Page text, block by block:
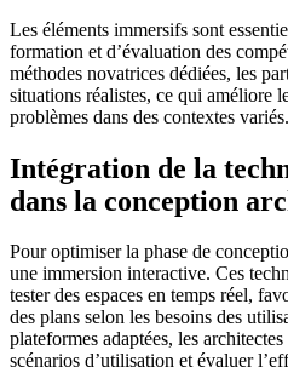
Les éléments immersifs sont
formation et d’évaluation des
méthodes novatrices dédiées, les
situations réalistes, ce qui améliore
problèmes dans des contextes variés.
Intégration de la
dans la conception
Pour optimiser la phase de
une immersion interactive. Ces
tester des espaces en temps réel,
des plans selon les besoins des
plateformes adaptées, les
scénarios d’utilisation et évaluer